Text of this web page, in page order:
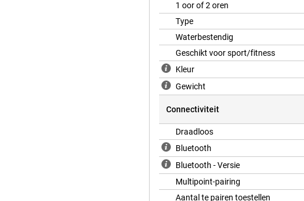
1 oor of 2 oren
Type
Waterbestendig
Geschikt voor sport/fitness
Kleur
Gewicht
Connectiviteit
Draadloos
Bluetooth
Bluetooth - Versie
Multipoint-pairing
Aantal te pairen toestellen